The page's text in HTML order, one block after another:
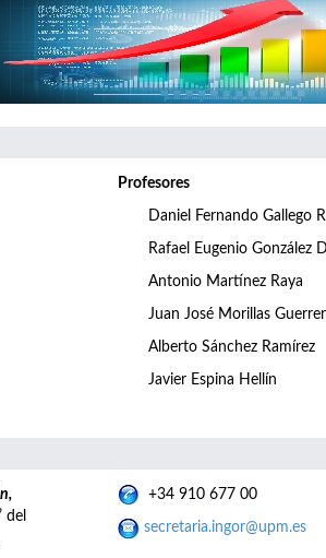
Profesores
Daniel Fernando Gallego
Rafael Eugenio González
Antonio Martínez Raya
Juan José Morillas
Alberto Sánchez Ramírez
Javier Espina Hellín
del
+34 910 677 00
secretaria.ingor@upm.es